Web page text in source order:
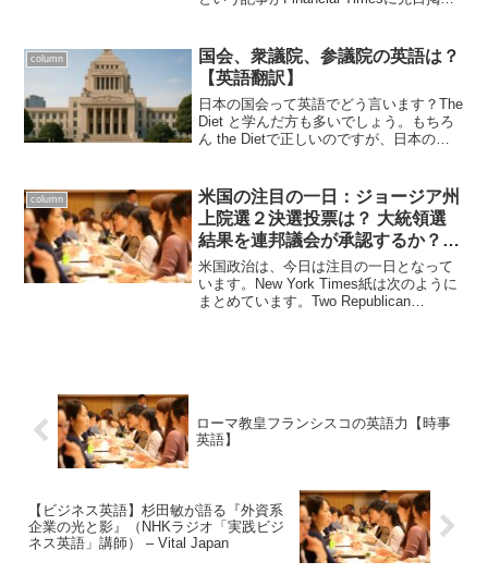
column
国会、衆議院、参議院の英語は？
【英語翻訳】
日本の国会って英語でどう言います？The
Diet と学んだ方も多いでしょう。もちろ
ん the Dietで正しいのですが、日本の事
ト？食事療法のこと？とで...
column
米国の注目の一日：ジョージア州
上院選２決選投票は？ 大統領選
結果を連邦議会が承認するか？
【英語ニュース解説】
米国政治は、今日は注目の一日となって
います。New York Times紙は次のように
まとめています。Two Republican
ローマ教皇フランシスコの英語力【時事
英語】
【ビジネス英語】杉田敏が語る『外資系
企業の光と影』（NHKラジオ「実践ビジ
ネス英語」講師） – Vital Japan